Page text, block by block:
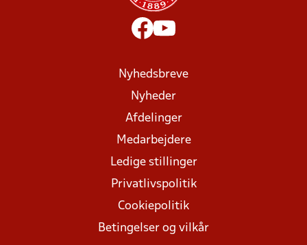
Nyhedsbreve
Nyheder
Afdelinger
Medarbejdere
Ledige stillinger
Privatlivspolitik
Cookiepolitik
Betingelser og vilkår